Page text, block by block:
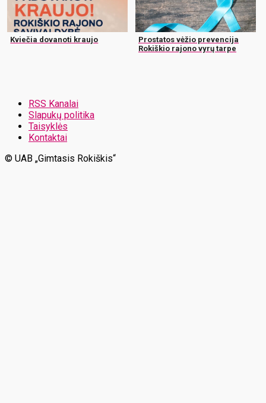
Kviečia dovanoti kraujo
Prostatos vėžio prevencija
Rokiškio rajono vyrų tarpe
RSS Kanalai
Slapukų politika
Taisyklės
Kontaktai
© UAB „Gimtasis Rokiškis“